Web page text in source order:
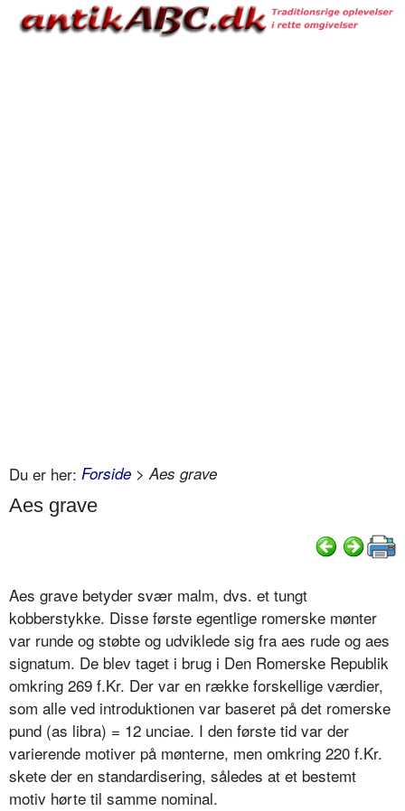
Du er her: Forside > Aes grave
Aes grave
Aes grave betyder svær malm, dvs. et tungt
kobberstykke. Disse første egentlige romerske mønter
var runde og støbte og udviklede sig fra aes rude og aes
signatum. De blev taget i brug i Den Romerske Republik
omkring 269 f.Kr. Der var en række forskellige værdier,
som alle ved introduktionen var baseret på det romerske
pund (as libra) = 12 unciae. I den første tid var der
varierende motiver på mønterne, men omkring 220 f.Kr.
skete der en standardisering, således at et bestemt
motiv hørte til samme nominal.